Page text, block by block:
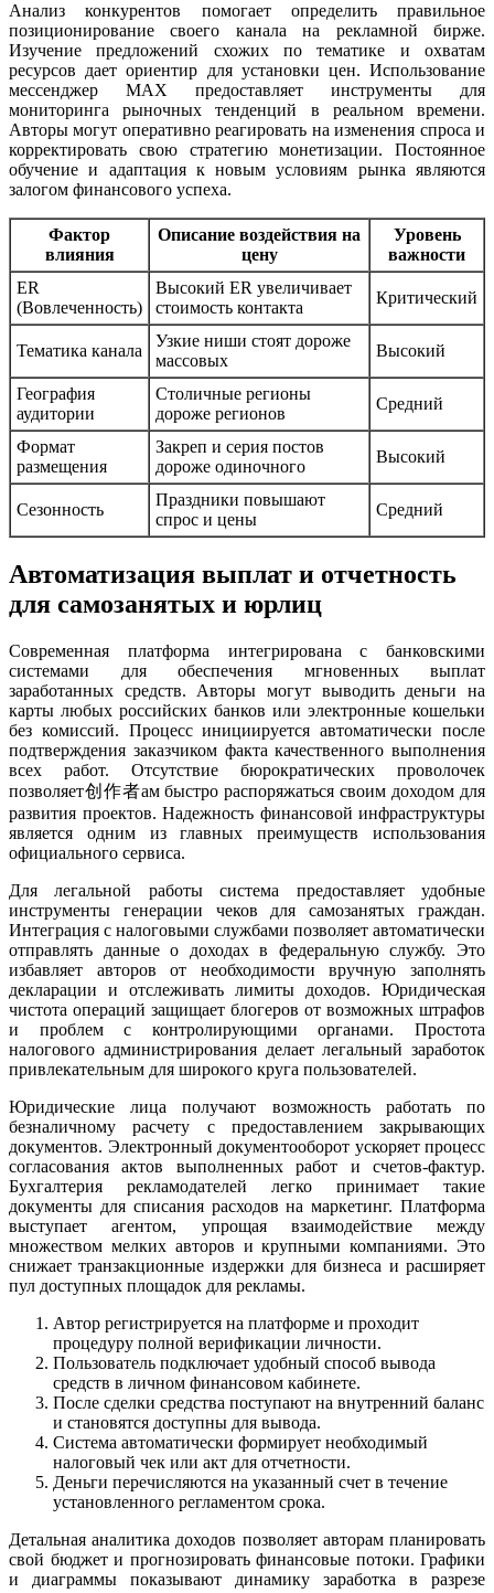
Анализ конкурентов помогает определить правильное
позиционирование своего канала на рекламной бирже.
Изучение предложений схожих по тематике и охватам
ресурсов дает ориентир для установки цен. Использование
мессенджер MAX предоставляет инструменты для
мониторинга рыночных тенденций в реальном времени.
Авторы могут оперативно реагировать на изменения спроса и
корректировать свою стратегию монетизации. Постоянное
обучение и адаптация к новым условиям рынка являются
залогом финансового успеха.
Фактор
влияния
Описание воздействия на
цену
Уровень
важности
ER
(Вовлеченность)
Высокий ER увеличивает
стоимость контакта
Критический
Тематика канала
Узкие ниши стоят дороже
массовых
Высокий
География
аудитории
Столичные регионы
дороже регионов
Средний
Формат
размещения
Закреп и серия постов
дороже одиночного
Высокий
Сезонность
Праздники повышают
спрос и цены
Средний
Автоматизация выплат и отчетность
для самозанятых и юрлиц
Современная платформа интегрирована с банковскими
системами для обеспечения мгновенных выплат
заработанных средств. Авторы могут выводить деньги на
карты любых российских банков или электронные кошельки
без комиссий. Процесс инициируется автоматически после
подтверждения заказчиком факта качественного выполнения
всех работ. Отсутствие бюрократических проволочек
позволяет创作者ам быстро распоряжаться своим доходом для
развития проектов. Надежность финансовой инфраструктуры
является одним из главных преимуществ использования
официального сервиса.
Для легальной работы система предоставляет удобные
инструменты генерации чеков для самозанятых граждан.
Интеграция с налоговыми службами позволяет автоматически
отправлять данные о доходах в федеральную службу. Это
избавляет авторов от необходимости вручную заполнять
декларации и отслеживать лимиты доходов. Юридическая
чистота операций защищает блогеров от возможных штрафов
и проблем с контролирующими органами. Простота
налогового администрирования делает легальный заработок
привлекательным для широкого круга пользователей.
Юридические лица получают возможность работать по
безналичному расчету с предоставлением закрывающих
документов. Электронный документооборот ускоряет процесс
согласования актов выполненных работ и счетов-фактур.
Бухгалтерия рекламодателей легко принимает такие
документы для списания расходов на маркетинг. Платформа
выступает агентом, упрощая взаимодействие между
множеством мелких авторов и крупными компаниями. Это
снижает транзакционные издержки для бизнеса и расширяет
пул доступных площадок для рекламы.
Автор регистрируется на платформе и проходит
процедуру полной верификации личности.
Пользователь подключает удобный способ вывода
средств в личном финансовом кабинете.
После сделки средства поступают на внутренний баланс
и становятся доступны для вывода.
Система автоматически формирует необходимый
налоговый чек или акт для отчетности.
Деньги перечисляются на указанный счет в течение
установленного регламентом срока.
Детальная аналитика доходов позволяет авторам планировать
свой бюджет и прогнозировать финансовые потоки. Графики
и диаграммы показывают динамику заработка в разрезе